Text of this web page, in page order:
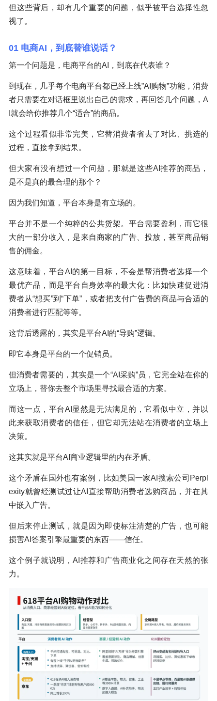
但这些背后，却有几个重要的问题，似乎被平台选择性忽
视了。
01 电商AI，到底替谁说话？
第一个问题是，电商平台的AI，到底在代表谁？
到现在，几乎每个电商平台都已经上线”AI购物”功能，消费
者只需要在对话框里说出自己的需求，再回答几个问题，A
I就会给你推荐几个“适合”的商品。
这个过程看似非常完美，它替消费者省去了对比、挑选的
过程，直接拿到结果。
但大家有没有想过一个问题，那就是这些AI推荐的商品，
是不是真的最合理的那个？
因为我们知道，平台本身是有立场的。
平台并不是一个纯粹的公共货架。平台需要盈利，而它很
大的一部分收入，是来自商家的广告、投放，甚至商品销
售的佣金。
这意味着，平台AI的第一目标，不会是帮消费者选择一个
最优产品，而是平台自身效率的最大化：比如快速促进消
费者从“想买”到“下单”，或者把支付广告费的商品与合适的
消费者进行匹配等等。
这背后透露的，其实是平台AI的“导购”逻辑。
即它本身是平台的一个促销员。
但消费者需要的，其实是一个“AI采购”员，它完全站在你的
立场上，替你去整个市场里寻找最合适的方案。
而这一点，平台AI显然是无法满足的，它看似中立，并以
此来获取消费者的信任，但它却无法站在消费者的立场上
决策。
这其实就是平台AI商业逻辑里的内在矛盾。
这个矛盾在国外也有案例，比如美国一家AI搜索公司Perpl
exity就曾经测试过让AI直接帮助消费者选购商品，并在其
中嵌入广告。
但后来停止测试，就是因为即使标注清楚的广告，也可能
损害AI答案引擎最重要的东西——信任。
这个例子就说明，AI推荐和广告商业化之间存在天然的张
力。